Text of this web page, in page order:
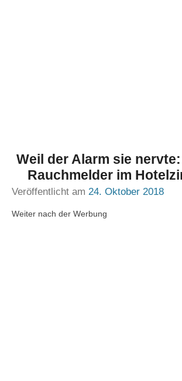
Weil der Alarm sie
Rauchmelder im
Veröffentlicht am 24. Oktober 2018
Weiter nach der Werbung